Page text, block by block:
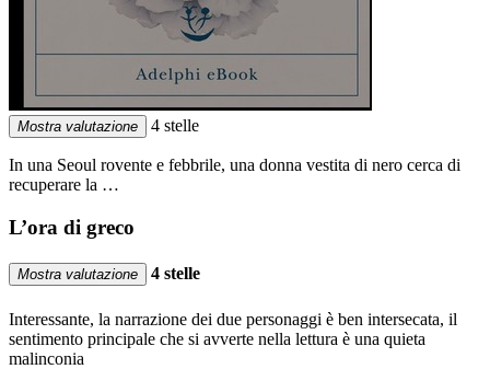
Mostra valutazione 4 stelle
In una Seoul rovente e febbrile, una donna vestita di nero cerca di
recuperare la …
L’ora di greco
Mostra valutazione 4 stelle
Interessante, la narrazione dei due personaggi è ben intersecata, il
sentimento principale che si avverte nella lettura è una quieta
malinconia